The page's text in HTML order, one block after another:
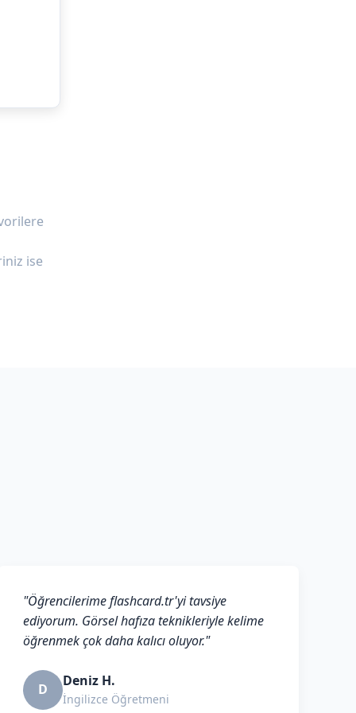
ise
"Öğrencilerime flashcard.tr'yi tavsiye
ediyorum. Görsel hafıza teknikleriyle kelime
öğrenmek çok daha kalıcı oluyor."
D Deniz H.
İngilizce Öğretmeni